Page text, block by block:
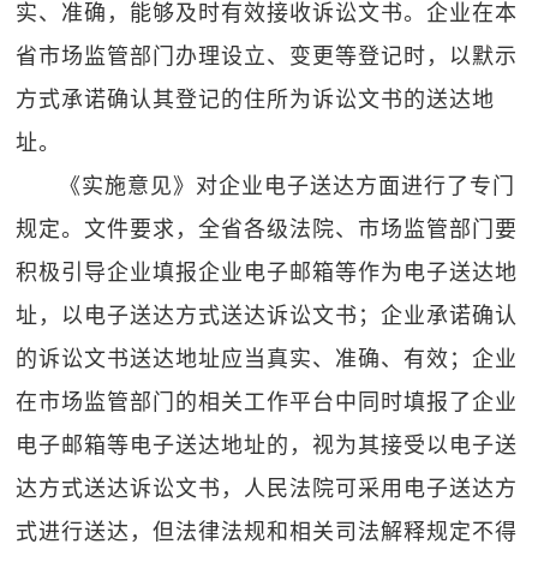
实、准确，能够及时有效接收诉讼文书。企业在本
省市场监管部门办理设立、变更等登记时，以默示
方式承诺确认其登记的住所为诉讼文书的送达地
址。
《实施意见》对企业电子送达方面进行了专门
规定。文件要求，全省各级法院、市场监管部门要
积极引导企业填报企业电子邮箱等作为电子送达地
址，以电子送达方式送达诉讼文书；企业承诺确认
的诉讼文书送达地址应当真实、准确、有效；企业
在市场监管部门的相关工作平台中同时填报了企业
电子邮箱等电子送达地址的，视为其接受以电子送
达方式送达诉讼文书，人民法院可采用电子送达方
式进行送达，但法律法规和相关司法解释规定不得